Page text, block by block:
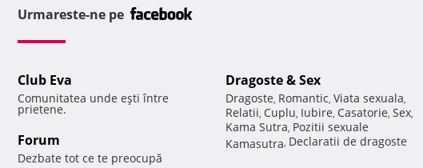
Urmareste-ne pe
Club Eva
Comunitatea unde eşti între
prietene.
Forum
Dezbate tot ce te preocupă
Dragoste & Sex
Dragoste, Romantic, Viata sexuala,
Relatii, Cuplu, Iubire, Casatorie, Sex,
Kama Sutra, Pozitii sexuale
Kamasutra, Declaratii de dragoste